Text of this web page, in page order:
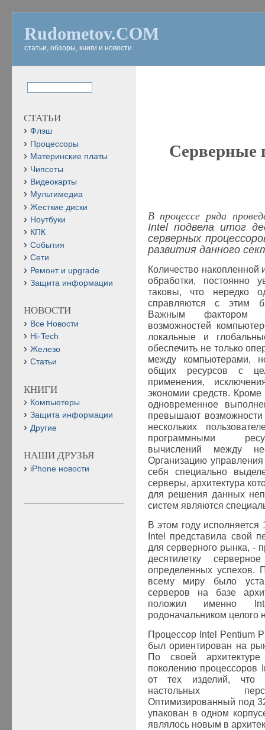
Rudometov.COM
статьи, обзоры, книги и новости
Серверные
В процессе ряда
Intelподвела итог
серверных
развития данного
Количество
обработки, постоянно
таковы, что нередко
справляются с этим
Важным фактором
возможностей
локальные и
обеспечить не только
между компьютерами,
общих ресурсов с
применения,
экономии средств. Кроме
одновременное
превышают
нескольких
программными
вычислений между
Организацию
себя специально
серверы, архитектура
для решения данных
систем являются
В этом году исполняется
Intel
представила свой
для серверного рынка, -
десятилетку
определенных
всему миру было
серверов на базе
положил именно
родоначальником целого
Процессор Intel Pentium
был ориентирован на
По своей
поколению процессоров
от тех изделий, что
настольных
Оптимизированный под
упакован в одном
являлось новым в
СТАТЬИ
Флэш
Процессоры
Материнские платы
Чипсеты
Видеокарты
Мультимедиа
Жесткие диски
Ноутбуки
КПК
События
Сети
Ремонт и upgrade
Защита информации
НОВОСТИ
Все Новости
Hi-Tech
Железо
Статьи
КНИГИ
Компьютеры
Защита информации
Другие
НАШИ ДРУЗЬЯ
iPhone новости